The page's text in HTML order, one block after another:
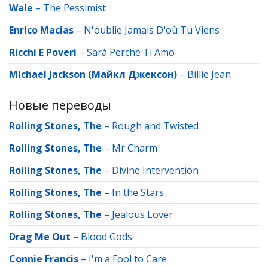
Wale – The Pessimist
Enrico Macias – N'oublie Jamais D'où Tu Viens
Ricchi E Poveri – Sarà Perché Ti Amo
Michael Jackson (Майкл Джексон) – Billie Jean
Новые переводы
Rolling Stones, The – Rough and Twisted
Rolling Stones, The – Mr Charm
Rolling Stones, The – Divine Intervention
Rolling Stones, The – In the Stars
Rolling Stones, The – Jealous Lover
Drag Me Out – Blood Gods
Connie Francis – I'm a Fool to Care